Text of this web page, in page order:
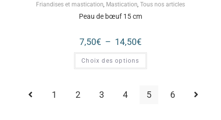
Friandises et mastication Mastication Tous nos articles
Peau de bœuf 15 cm
7,50€ – 14,50€
Choix des options
1 2 3 4 5 6